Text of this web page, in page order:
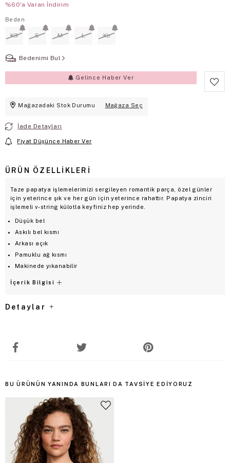
%60'a Varan İndirim
Beden
XS S M L XL
Bedenimi Bul
Gelince Haber Ver
Mağazadaki Stok Durumu Mağaza Seç
İade Detayları
Fiyat Düşünce Haber Ver
ÜRÜN ÖZELLIKLERI
Taze papatya işlemelerimizi sergileyen romantik parça, özel günler
için yeterince şık ve her gün için yeterince rahattır. Papatya zinciri
işlemeli v-string külotla keyfiniz hep yerinde.
Düşük bel
Askılı bel kısmı
Arkası açık
Pamuklu ağ kısmı
Makinede yıkanabilir
İçerik Bilgisi
Detaylar
BU ÜRÜNÜN YANINDA BUNLARI DA TAVSIYE EDIYORUZ